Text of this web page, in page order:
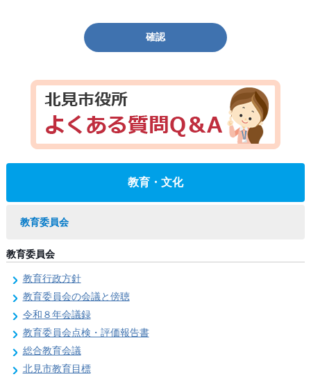
確認
教育・文化
教育委員会
教育委員会
教育行政方針
教育委員会の会議と傍聴
令和８年会議録
教育委員会点検・評価報告書
総合教育会議
北見市教育目標